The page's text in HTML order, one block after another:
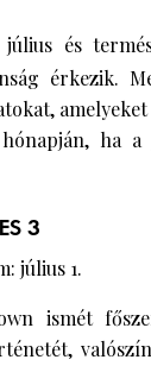
és
érkezik.
ha
3
július 1.
ismét